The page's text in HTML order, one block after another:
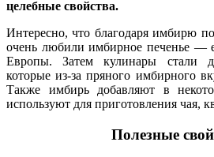
целебные свойства.
Интересно, что благодаря имбирю
очень любили имбирное печенье —
Европы. Затем кулинары стали
которые из-за пряного имбирного
Также имбирь добавляют в
используют для приготовления чая,
Полезные